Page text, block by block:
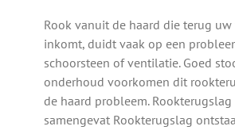
Rook vanuit de haard die terug
inkomt, duidt vaak op een
schoorsteen of ventilatie. Goed
onderhoud voorkomen dit
de haard probleem.
samengevat Rookterugslag